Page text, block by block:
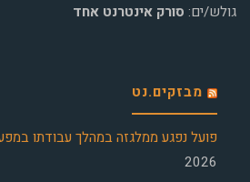
גולש/ים: סורק אינטרנט אחד
מבזקים.נט
פועל נפגע ממלגזה במהלך עבודתו
2026